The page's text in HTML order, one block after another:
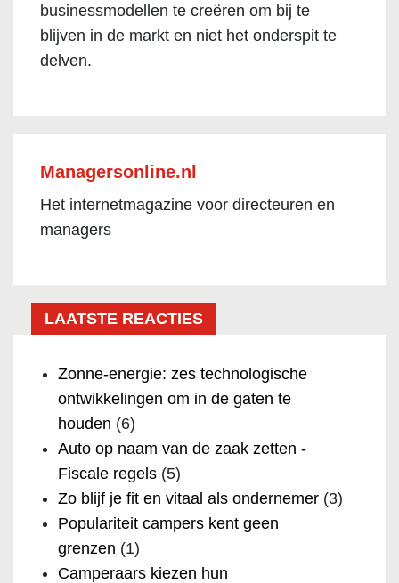
businessmodellen te creëren om bij te
blijven in de markt en niet het onderspit te
delven.
Managersonline.nl
Het internetmagazine voor directeuren en
managers
LAATSTE REACTIES
Zonne-energie: zes technologische
ontwikkelingen om in de gaten te
houden (6)
Auto op naam van de zaak zetten -
Fiscale regels (5)
Zo blijf je fit en vitaal als ondernemer (3)
Populariteit campers kent geen
grenzen (1)
Camperaars kiezen hun